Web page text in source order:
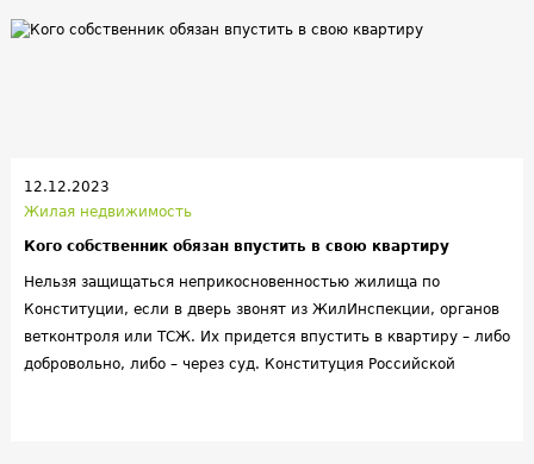
буквально бесплатно. Приоритеты устанавливались с учетом
12.12.2023
Жилая недвижимость
Кого собственник обязан впустить в свою квартиру
Нельзя защищаться неприкосновенностью жилища по
Конституции, если в дверь звонят из ЖилИнспекции, органов
ветконтроля или ТСЖ. Их придется впустить в квартиру – либо
добровольно, либо – через суд. Конституция Российской